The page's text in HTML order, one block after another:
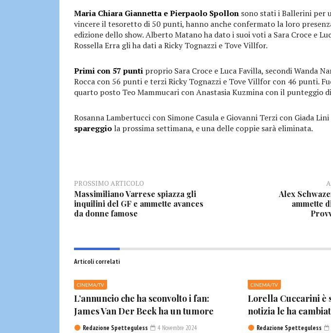
Maria Chiara Giannetta e Pierpaolo Spollon sono stati i Ballerini per
vincere il tesoretto di 50 punti, hanno anche confermato la loro
edizione dello show. Alberto Matano ha dato i suoi voti a Sara Croce e
Rossella Erra gli ha dati a Ricky Tognazzi e Tove Villfor.
Primi con 57 punti proprio Sara Croce e Luca Favilla, secondi Wanda
Rocca con 56 punti e terzi Ricky Tognazzi e Tove Villfor con 46 punti.
quarto posto Teo Mammucari con Anastasia Kuzmina con il punteggio
Rosanna Lambertucci con Simone Casula e Giovanni Terzi con Giada
spareggio la prossima settimana, e una delle coppie sarà eliminata.
PROSSIMO ARTICOLO
Massimiliano Varrese spiazza gli
inquilini del GF e ammette avances
da donne famose
Alex
ammette
Articoli correlati
CINEMA/TV
L’annuncio che ha sconvolto i fan:
James Van Der Beek ha un tumore
Redazione Spetteguless 4 Novembre 2024
CINEMA/TV
Lorella Cuccarini è
notizia le ha
Redazione Spetteguless